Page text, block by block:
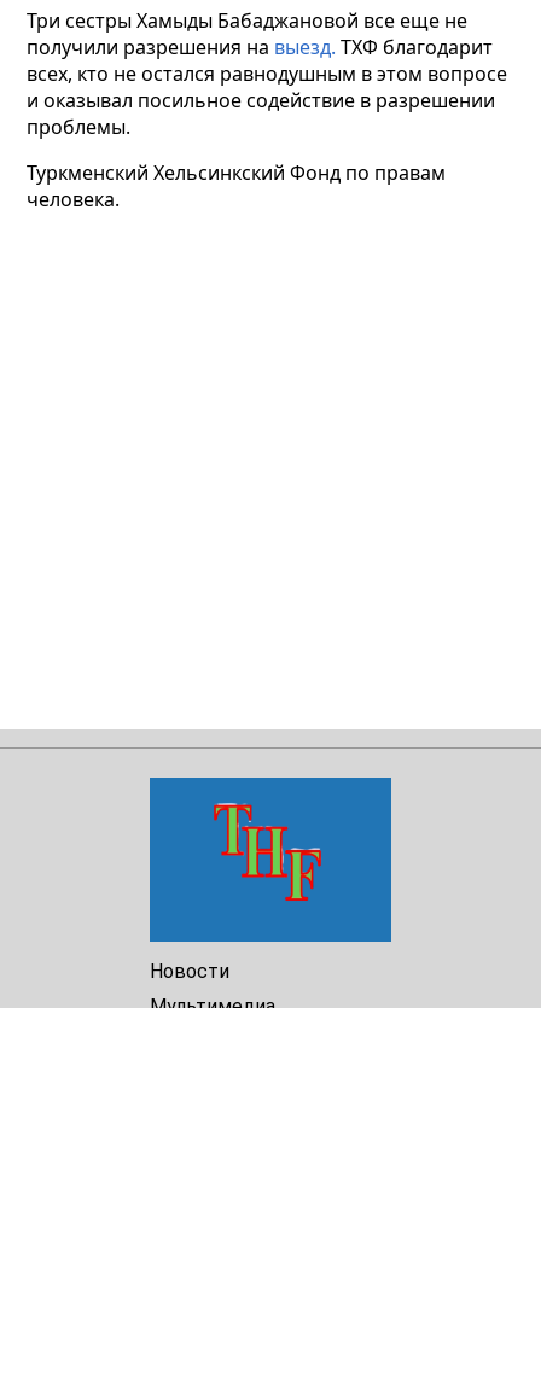
Три сестры Хамыды Бабаджановой все еще не
получили разрешения на выезд. ТХФ благодарит
всех, кто не остался равнодушным в этом вопросе
и оказывал посильное содействие в разрешении
проблемы.
Туркменский Хельсинкский Фонд по правам
человека.
Новости
Мультимедиа